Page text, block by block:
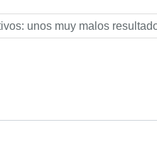
unos muy malos